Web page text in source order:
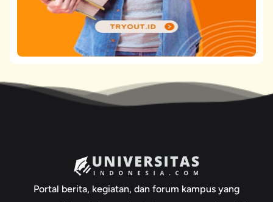
Portal berita, kegiatan, dan forum kampus yang